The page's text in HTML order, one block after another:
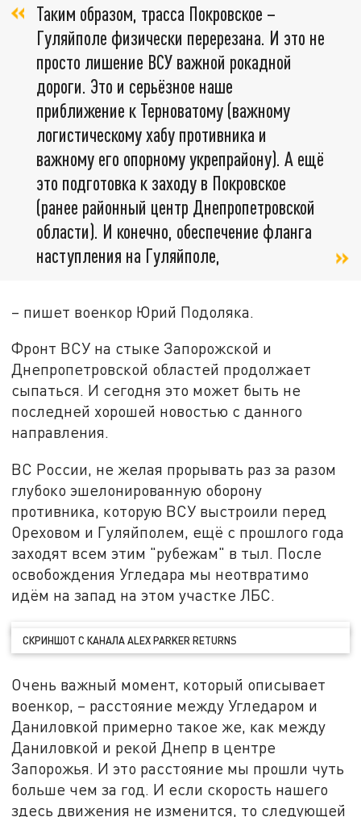
Таким образом, трасса Покровское –
Гуляйполе физически перерезана. И это не
просто лишение ВСУ важной рокадной
дороги. Это и серьёзное наше
приближение к Терноватому (важному
логистическому хабу противника и
важному его опорному укрепрайону). А ещё
это подготовка к заходу в Покровское
(ранее районный центр Днепропетровской
области). И конечно, обеспечение фланга
наступления на Гуляйполе,
– пишет военкор Юрий Подоляка.
Фронт ВСУ на стыке Запорожской и
Днепропетровской областей продолжает
сыпаться. И сегодня это может быть не
последней хорошей новостью с данного
направления.
ВС России, не желая прорывать раз за разом
глубоко эшелонированную оборону
противника, которую ВСУ выстроили перед
Ореховом и Гуляйполем, ещё с прошлого года
заходят всем этим "рубежам" в тыл. После
освобождения Угледара мы неотвратимо
идём на запад на этом участке ЛБС.
СКРИНШОТ С КАНАЛА ALEX PARKER RETURNS
Очень важный момент, который описывает
военкор, – расстояние между Угледаром и
Даниловкой примерно такое же, как между
Даниловкой и рекой Днепр в центре
Запорожья. И это расстояние мы прошли чуть
больше чем за год. И если скорость нашего
здесь движения не изменится, то следующей